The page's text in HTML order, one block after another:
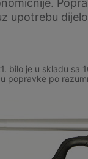
upotrebu
bilo je u skladu
popravke po